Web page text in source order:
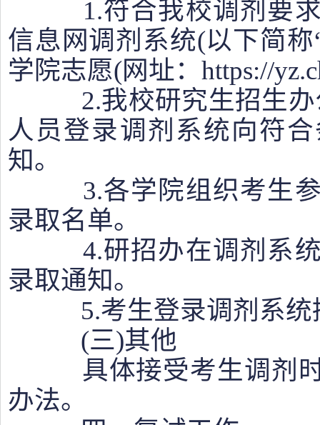
1.符合我校调剂要求
信息网调剂系统(以下简
学院志愿(网址：https://
2.我校研究生招生办
人员登录调剂系统向符
知。
3.各学院组织考生参
录取名单。
4.研招办在调剂系统
录取通知。
5.考生登录调剂系统
(三)其他
具体接受考生调剂时
办法。